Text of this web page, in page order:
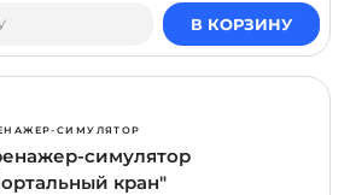
В КОРЗИНУ
СИМУЛЯТОР
симулятор
кран"